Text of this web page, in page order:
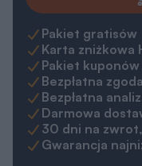
Pakiet gratisów
Karta zniżkowa
Pakiet
Bezpłatna
Bezpłatna
Darmowa
30 dni na
Gwarancja